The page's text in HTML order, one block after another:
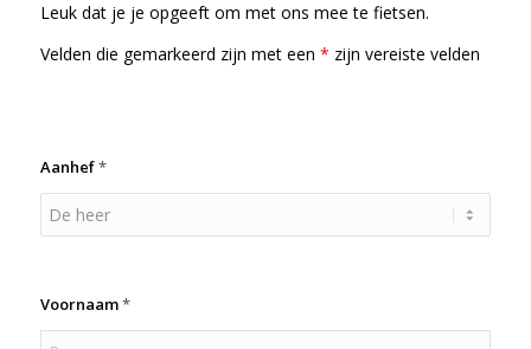
Leuk dat je je opgeeft om met ons mee te fietsen.
Velden die gemarkeerd zijn met een * zijn vereiste velden
Aanhef*
Voornaam*